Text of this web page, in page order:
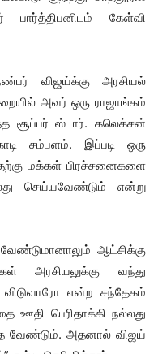
பார்த்திபனிடம் கேள்வி
விஜய்க்கு அரசியல்
அவர் ஒரு ராஜாங்கம்
சூப்பர் ஸ்டார். கலெக்சன்
சம்பளம். இப்படி ஒரு
மக்கள் பிரச்சனைகளை
செய்யவேண்டும் என்று
ஆட்சிக்கு
அரசியலுக்கு வந்து
விடுவாரோ என்ற சந்தேகம்
ஊதி பெரிதாக்கி நல்லது
வேண்டும். அதனால் விஜய்